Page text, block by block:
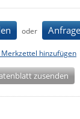
oder
hinzufügen
zusenden